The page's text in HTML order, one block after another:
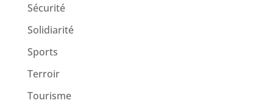
Sécurité
Solidiarité
Sports
Terroir
Tourisme